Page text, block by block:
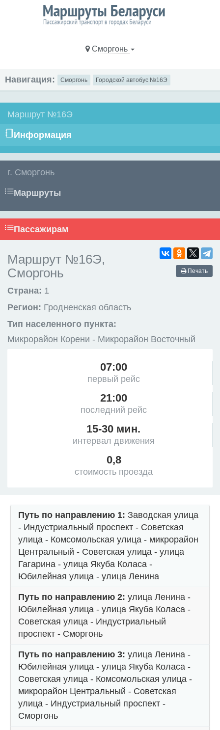
Сморгонь
Навигация: Сморгонь Городской автобус №16Э
Маршрут №16Э
Информация
г. Сморгонь
Маршруты
Пассажирам
Печать
Маршрут №16Э,
Сморгонь
Страна: 1
Регион: Гродненская область
Тип населенного пункта:
Микрорайон Корени - Микрорайон Восточный
07:00
первый рейс
21:00
последний рейс
15-30 мин.
интервал движения
0,8
стоимость проезда
Путь по направлению 1: Заводская улица
- Индустриальный проспект - Советская
улица - Комсомольская улица - микрорайон
Центральный - Советская улица - улица
Гагарина - улица Якуба Коласа -
Юбилейная улица - улица Ленина
Путь по направлению 2: улица Ленина -
Юбилейная улица - улица Якуба Коласа -
Советская улица - Индустриальный
проспект - Сморгонь
Путь по направлению 3: улица Ленина -
Юбилейная улица - улица Якуба Коласа -
Советская улица - Комсомольская улица -
микрорайон Центральный - Советская
улица - Индустриальный проспект -
Сморгонь